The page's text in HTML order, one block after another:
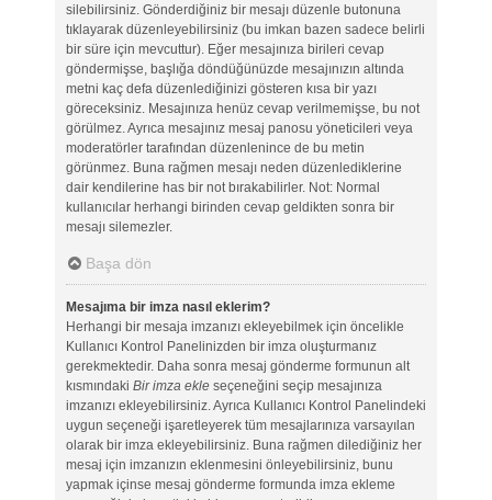
silebilirsiniz. Gönderdiğiniz bir mesajı düzenle butonuna
tıklayarak düzenleyebilirsiniz (bu imkan bazen sadece belirli
bir süre için mevcuttur). Eğer mesajınıza birileri cevap
göndermişse, başlığa döndüğünüzde mesajınızın altında
metni kaç defa düzenlediğinizi gösteren kısa bir yazı
göreceksiniz. Mesajınıza henüz cevap verilmemişse, bu not
görülmez. Ayrıca mesajınız mesaj panosu yöneticileri veya
moderatörler tarafından düzenlenince de bu metin
görünmez. Buna rağmen mesajı neden düzenlediklerine
dair kendilerine has bir not bırakabilirler. Not: Normal
kullanıcılar herhangi birinden cevap geldikten sonra bir
mesajı silemezler.
Başa dön
Mesajıma bir imza nasıl eklerim?
Herhangi bir mesaja imzanızı ekleyebilmek için öncelikle
Kullanıcı Kontrol Panelinizden bir imza oluşturmanız
gerekmektedir. Daha sonra mesaj gönderme formunun alt
kısmındaki Bir imza ekleseçeneğini seçip mesajınıza
imzanızı ekleyebilirsiniz. Ayrıca Kullanıcı Kontrol Panelindeki
uygun seçeneği işaretleyerek tüm mesajlarınıza varsayılan
olarak bir imza ekleyebilirsiniz. Buna rağmen dilediğiniz her
mesaj için imzanızın eklenmesini önleyebilirsiniz, bunu
yapmak içinse mesaj gönderme formunda imza ekleme